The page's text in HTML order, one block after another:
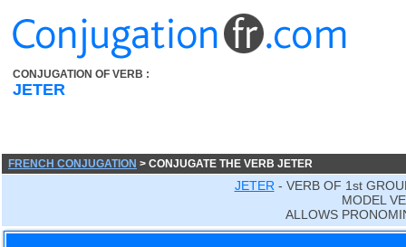
CONJUGATION OF VERB :
JETER
FRENCH CONJUGATION > CONJUGATE THE VERB JETER
JETER - VERB OF 1st
MODEL
ALLOWS